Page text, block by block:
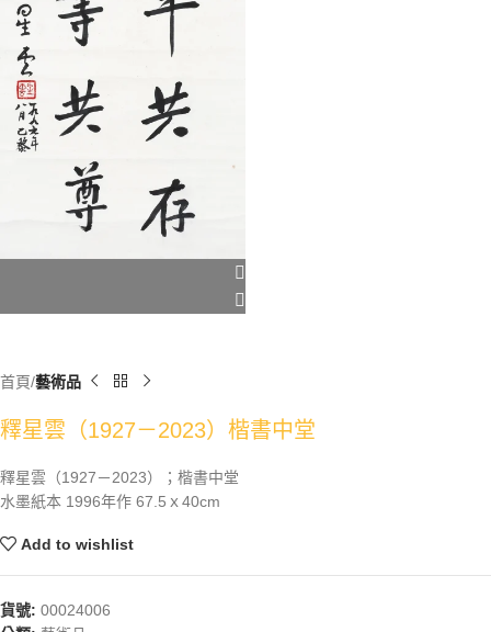
首頁 藝術品
釋星雲（1927－2023）楷書中堂
釋星雲（1927－2023）；楷書中堂
水墨紙本 1996年作 67.5ｘ40cm
Add to wishlist
貨號: 00024006